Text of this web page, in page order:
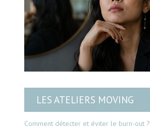
LES ATELIERS MOVING
Comment détecter et éviter le burn-out ?